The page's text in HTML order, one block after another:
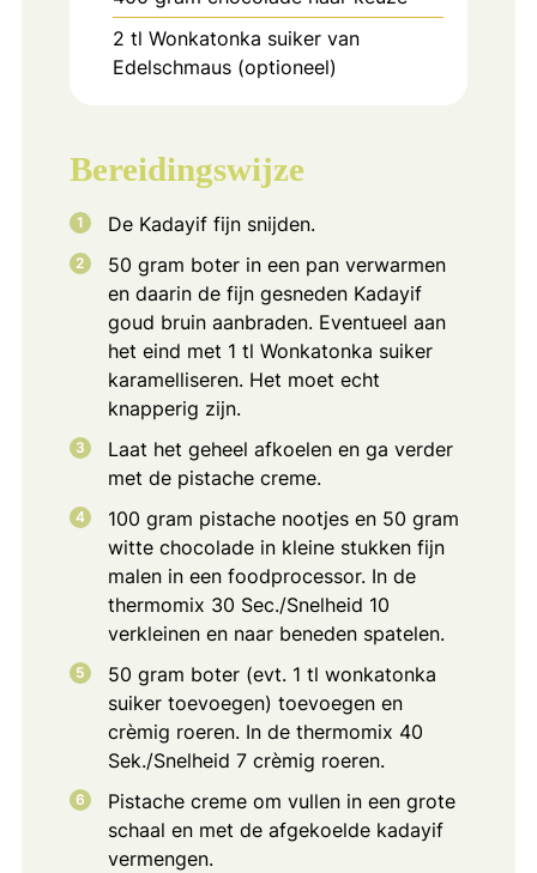
2 tl Wonkatonka suiker van
Edelschmaus (optioneel)
Bereidingswijze
De Kadayif fijn snijden.
50 gram boter in een pan verwarmen
en daarin de fijn gesneden Kadayif
goud bruin aanbraden. Eventueel aan
het eind met 1 tl Wonkatonka suiker
karamelliseren. Het moet echt
knapperig zijn.
Laat het geheel afkoelen en ga verder
met de pistache creme.
100 gram pistache nootjes en 50 gram
witte chocolade in kleine stukken fijn
malen in een foodprocessor. In de
thermomix 30 Sec./Snelheid 10
verkleinen en naar beneden spatelen.
50 gram boter (evt. 1 tl wonkatonka
suiker toevoegen) toevoegen en
crèmig roeren. In de thermomix 40
Sek./Snelheid 7 crèmig roeren.
Pistache creme om vullen in een grote
schaal en met de afgekoelde kadayif
vermengen.